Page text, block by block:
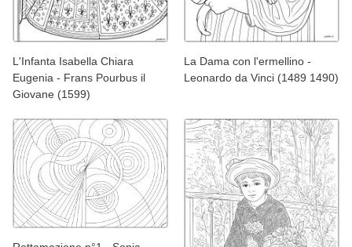
L'Infanta Isabella Chiara
Eugenia - Frans Pourbus il
Giovane (1599)
La Dama con l'ermellino -
Leonardo da Vinci (1489 1490)